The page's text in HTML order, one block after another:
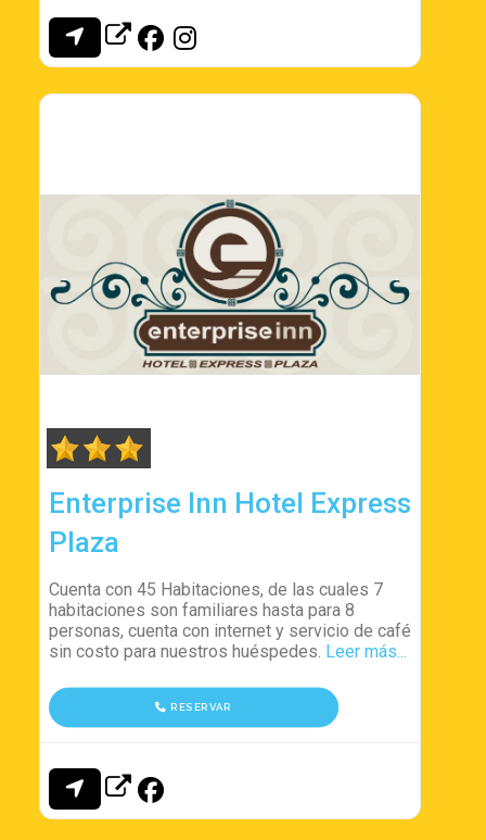
Enterprise Inn Hotel Express
Plaza
Cuenta con 45 Habitaciones, de las cuales 7
habitaciones son familiares hasta para 8
personas, cuenta con internet y servicio de café
sin costo para nuestros huéspedes. Leer más...
RESERVAR